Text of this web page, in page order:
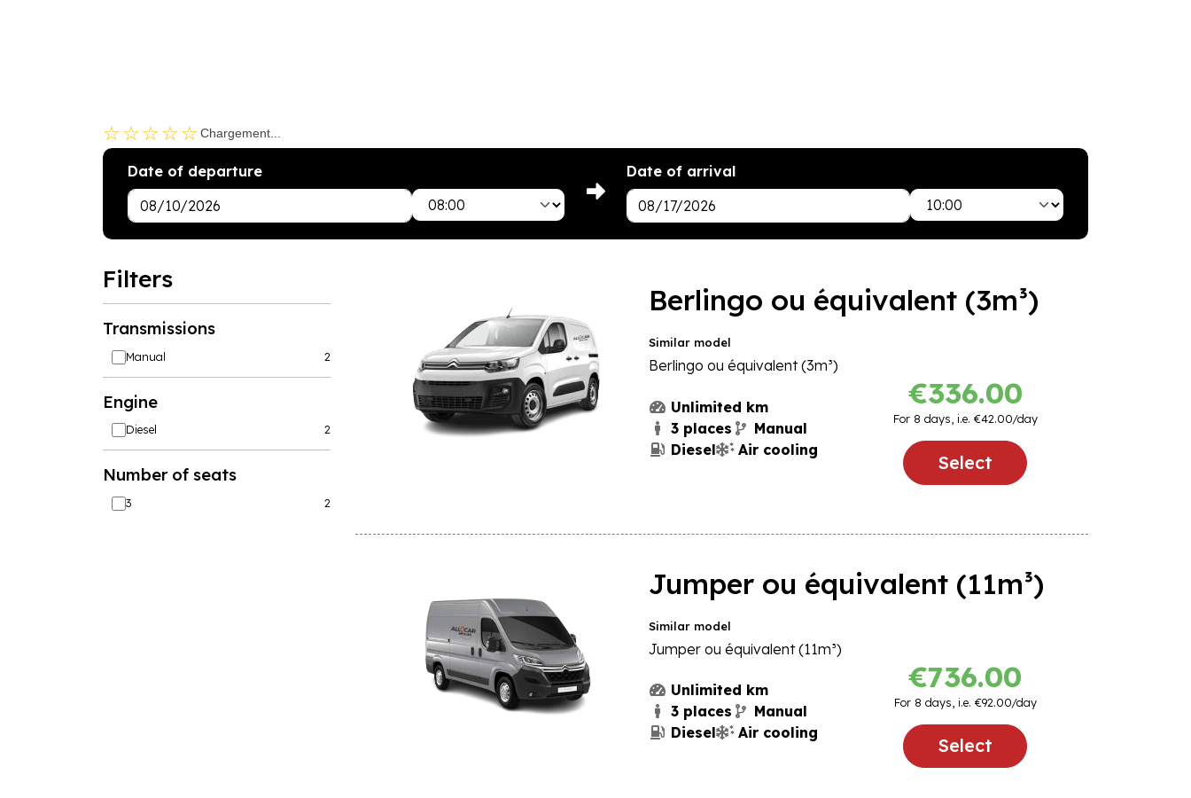
☆☆☆☆☆ Chargement...
Date of departure Date of arrival
Filters
Transmissions
Manual 2
Engine
Diesel 2
Number of seats
3 2
catégorie
Berlingo ou équivalent (3m³)
Similar model
Berlingo ou équivalent (3m³)
Unlimited km
3 places
Manual
Diesel
Air cooling
€336.00
For 8 days, i.e. €42.00/day
Select
Jumper ou équivalent (11m³)
Similar model
Jumper ou équivalent (11m³)
Unlimited km
3 places
Manual
Diesel
Air cooling
€736.00
For 8 days, i.e. €92.00/day
Select